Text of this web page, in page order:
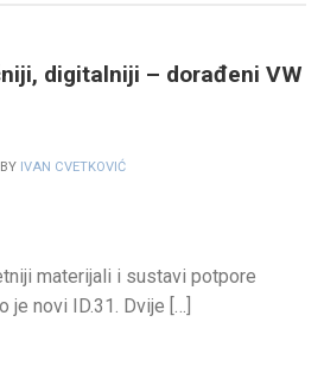
digitalniji – dorađeni VW
BY IVAN CVETKOVIĆ
materijali i sustavi potpore
je novi ID.31. Dvije […]